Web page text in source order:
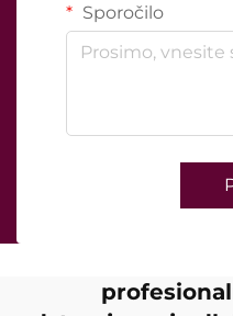
Sporočilo